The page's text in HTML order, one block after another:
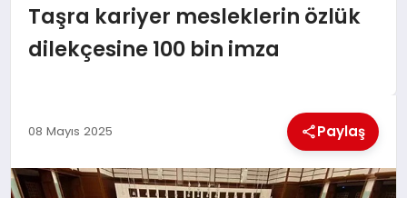
DÜNYA
EKONOMI
MAGAZIN
Taşra kariyer mesleklerin özlük
dilekçesine 100 bin imza
08 Mayıs 2025 Paylaş